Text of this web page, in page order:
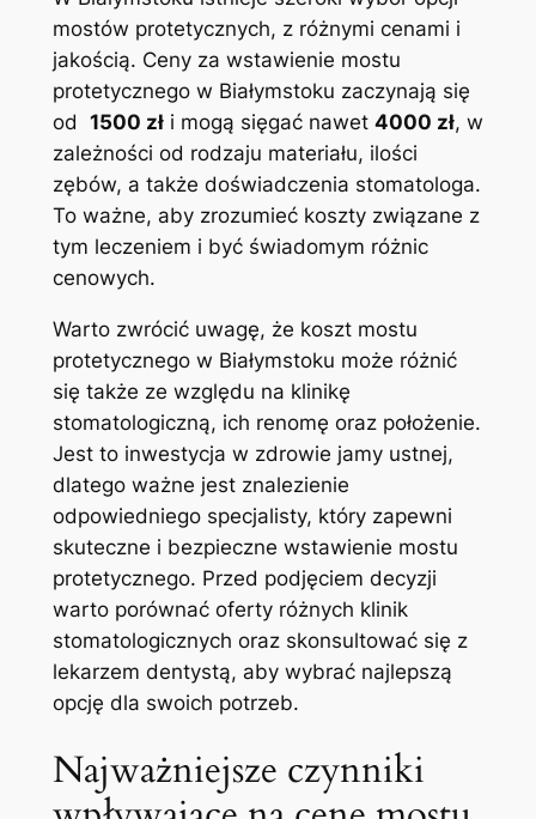
mostów ⁤protetycznych, z różnymi⁢ cenami i
jakością. Ceny za wstawienie mostu⁢
protetycznego w Białymstoku zaczynają się
od ‌ 1500 ⁣złi ⁢mogą ⁢sięgać nawet 4000 zł,‌ w‌
zależności od rodzaju‍ materiału, ilości
zębów, a​ także doświadczenia⁤ stomatologa.
To ważne, aby zrozumieć⁣ koszty związane‍ z
tym leczeniem i ⁣być świadomym⁣ różnic
cenowych.
Warto zwrócić ⁤uwagę, że koszt mostu
protetycznego ​w Białymstoku może⁤ różnić⁣
się także ze względu‌ na klinikę
stomatologiczną,⁢ ich renomę ‍oraz położenie.
Jest to inwestycja ‍w zdrowie jamy ustnej, ​
dlatego ważne jest⁢ znalezienie
odpowiedniego⁣ specjalisty, który zapewni
skuteczne i bezpieczne⁣ wstawienie mostu⁤
protetycznego. ⁢Przed‌ podjęciem decyzji
warto ⁣porównać oferty różnych klinik
stomatologicznych oraz ⁤skonsultować się z
lekarzem dentystą, aby ‍wybrać najlepszą
opcję dla‌ swoich‌ potrzeb.
Najważniejsze czynniki